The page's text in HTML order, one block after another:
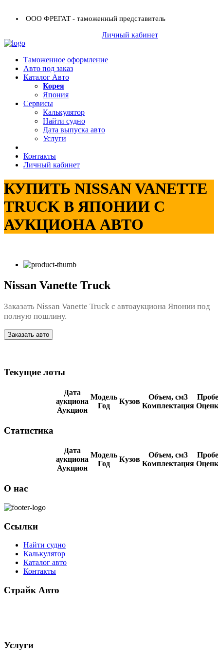
ООО ФРЕГАТ - таможенный представитель
Личный кабинет
Таможенное оформление
Авто под заказ
Каталог Авто
Корея
Япония
Сервисы
Калькулятор
Найти судно
Дата выпуска авто
Услуги
Контакты
Личный кабинет
КУПИТЬ NISSAN VANETTE
TRUCK В ЯПОНИИ С
АУКЦИОНА АВТО
Nissan Vanette Truck
Заказать Nissan Vanette Truck с автоаукциона Японии под
полную пошлину.
Заказать авто
Текущие лоты
Дата
аукциона
Аукцион
Модель
Год
Кузов
Объем, см3
Комплектация
Статистика
Дата
аукциона
Аукцион
Модель
Год
Кузов
Объем, см3
Комплектация
О нас
Ссылки
Найти судно
Калькулятор
Каталог авто
Контакты
Страйк Авто
Услуги